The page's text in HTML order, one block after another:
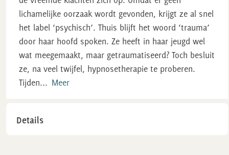
lichamelijke oorzaak wordt gevonden, krijgt ze al snel
het label ‘psychisch’. Thuis blijft het woord ‘trauma’
door haar hoofd spoken. Ze heeft in haar jeugd wel
wat meegemaakt, maar getraumatiseerd? Toch besluit
ze, na veel twijfel, hypnosetherapie te proberen.
Tijden... Meer
Details